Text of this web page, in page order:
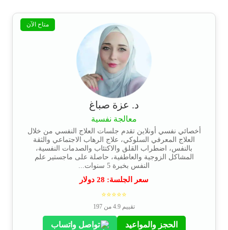
متاح الآن
د. عزة صباغ
معالجة نفسية
أخصائي نفسي أونلاين تقدم جلسات العلاج النفسي من خلال
العلاج المعرفي السلوكي، علاج الرهاب الاجتماعي والثقة
بالنفس، اضطراب القلق والاكتئاب والصدمات النفسية،
المشاكل الزوجية والعاطفية، حاصلة على ماجستير علم
النفس بخبرة 5 سنوات...
سعر الجلسة: 28 دولار
⭐⭐⭐⭐⭐
تقييم 4.9 من 197
الحجز والمواعيد تواصل واتساب